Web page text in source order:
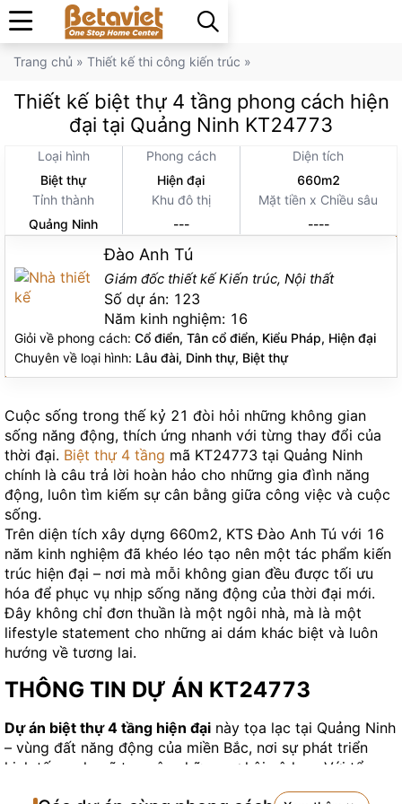
Trang chủ » Thiết kế thi công kiến trúc »
Thiết kế biệt thự 4 tầng phong cách hiện
đại tại Quảng Ninh KT24773
Loại hình
Biệt thự
Phong cách
Hiện đại
Diện tích
660m2
Tỉnh thành
Quảng Ninh
Khu đô thị
---
Mặt tiền x Chiều sâu
----
Đào Anh Tú
Giám đốc thiết kế Kiến trúc, Nội thất
Số dự án: 123
Năm kinh nghiệm: 16
Giỏi về phong cách: Cổ điển, Tân cổ điển, Kiểu Pháp, Hiện đại
Chuyên về loại hình: Lâu đài, Dinh thự, Biệt thự
Cuộc sống trong thế kỷ 21 đòi hỏi những không gian
sống năng động, thích ứng nhanh với từng thay đổi của
thời đại. Biệt thự 4 tầng mã KT24773 tại Quảng Ninh
chính là câu trả lời hoàn hảo cho những gia đình năng
động, luôn tìm kiếm sự cân bằng giữa công việc và cuộc
sống.
Trên diện tích xây dựng 660m2, KTS Đào Anh Tú với 16
năm kinh nghiệm đã khéo léo tạo nên một tác phẩm kiến
trúc hiện đại – nơi mà mỗi không gian đều được tối ưu
hóa để phục vụ nhịp sống năng động của thời đại mới.
Đây không chỉ đơn thuần là một ngôi nhà, mà là một
lifestyle statement cho những ai dám khác biệt và luôn
hướng về tương lai.
THÔNG TIN DỰ ÁN KT24773
Dự án biệt thự 4 tầng hiện đại này tọa lạc tại Quảng Ninh
– vùng đất năng động của miền Bắc, nơi sự phát triển
kinh tế mạnh mẽ tạo nên những cơ hội vô hạn. Với tổng